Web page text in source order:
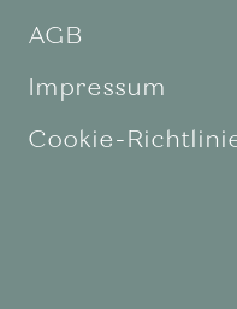
AGB
Impressum
Cookie-